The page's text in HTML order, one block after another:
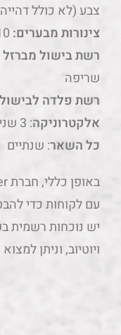
צבע (לא כולל
צינורות מבערים:
רשת בישול מברזל
שריפה
רשת פלדה לבישול
אלקטרוניקה: 3 שנים
כל השאר: שנתיים
יש נוכחות רשמית
ויוטיוב, וניתן